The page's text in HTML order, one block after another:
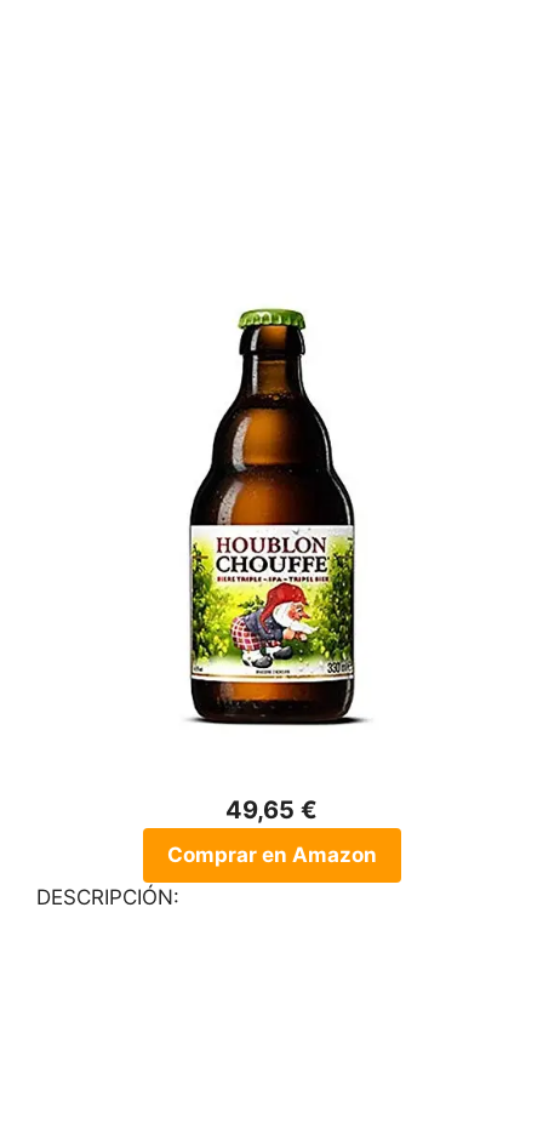
49,65 €
Comprar en Amazon
DESCRIPCIÓN: